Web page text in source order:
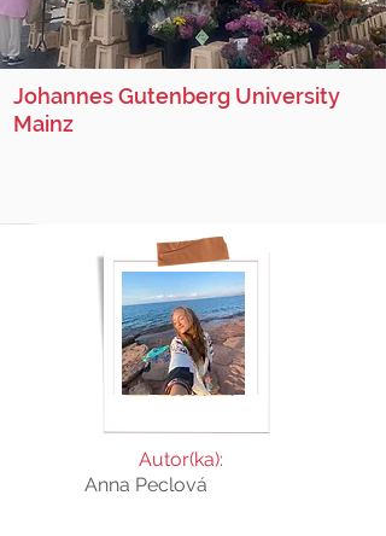
Johannes Gutenberg University
Mainz
Autor(ka):
Anna Peclová